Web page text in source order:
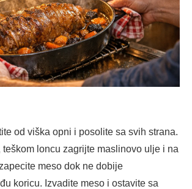
od viška opni i posolite sa svih strana.
teškom loncu zagrijte maslinovo ulje i na
meso dok ne dobije
koricu. Izvadite meso i ostavite sa